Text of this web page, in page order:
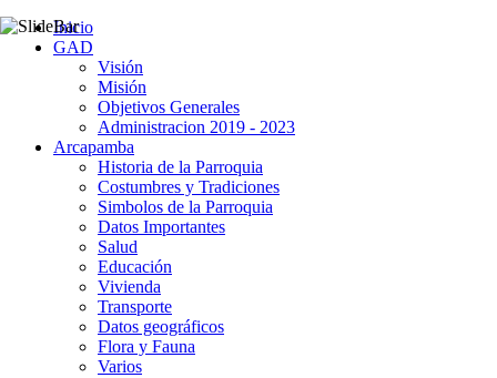
Inicio
GAD
Visión
Misión
Objetivos Generales
Administracion 2019 - 2023
Arcapamba
Historia de la Parroquia
Costumbres y Tradiciones
Simbolos de la Parroquia
Datos Importantes
Salud
Educación
Vivienda
Transporte
Datos geográficos
Flora y Fauna
Varios